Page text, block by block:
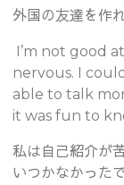
外国の友達を作
I’m not good
nervous. I
able to talk
it was fun to
私は自己紹介が
いつかなかった